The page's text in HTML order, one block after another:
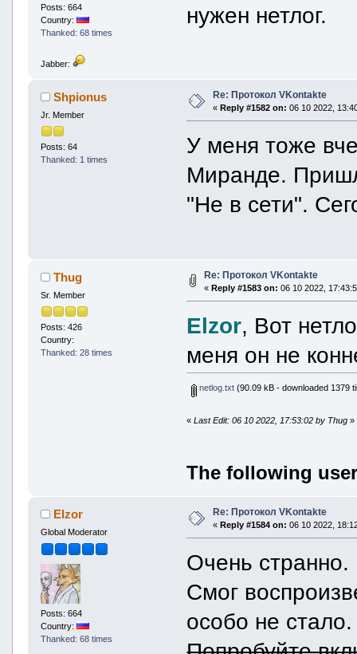
Posts: 664
Country:
Thanked: 68 times
Jabber:
нужен нетлог.
Shpionus
Jr. Member
Posts: 64
Thanked: 1 times
Re: Протокол VKontakte
« Reply #1582 on: 06 10 2022,
У меня тоже
Миранде.
"Не в сети".
Thug
Sr. Member
Posts: 426
Country:
Thanked: 28 times
Re: Протокол VKontakte
« Reply #1583 on: 06 10 2022,
Elzor, Вот
меня он не
netlog.txt(90.09 kB - downloaded 1379
«Last Edit: 06 10 2022, 17:53:02 by Thug »
The following
Elzor
Global Moderator
Posts: 664
Country:
Thanked: 68 times
Re: Протокол VKontakte
« Reply #1584 on: 06 10 2022,
Очень странно.
Смог
особо не стало.